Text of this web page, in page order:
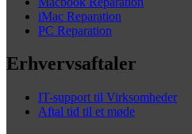
iMac Reparation
PC Reparation
Erhvervsaftaler
IT-support til Virksomheder
Aftal tid til et møde